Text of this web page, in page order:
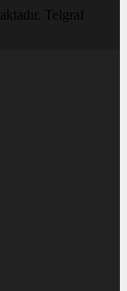
Telgraf